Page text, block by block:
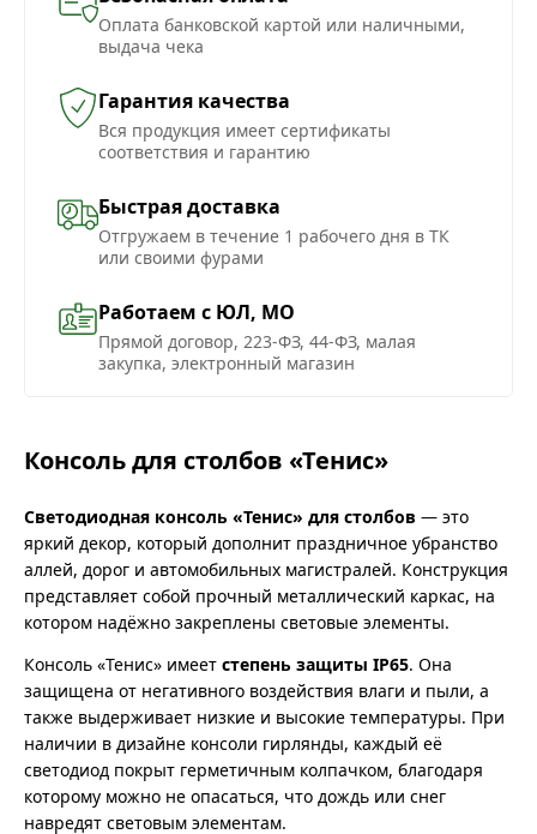
Оплата банковской картой или наличными,
выдача чека
Гарантия качества
Вся продукция имеет сертификаты
соответствия и гарантию
Быстрая доставка
Отгружаем в течение 1 рабочего дня в ТК
или своими фурами
Работаем с ЮЛ, МО
Прямой договор, 223-ФЗ, 44-ФЗ, малая
закупка, электронный магазин
Консоль для столбов «Тенис»
Светодиодная консоль «Тенис» для столбов — это
яркий декор, который дополнит праздничное убранство
аллей, дорог и автомобильных магистралей. Конструкция
представляет собой прочный металлический каркас, на
котором надёжно закреплены световые элементы.
Консоль «Тенис» имеет степень защиты IP65. Она
защищена от негативного воздействия влаги и пыли, а
также выдерживает низкие и высокие температуры. При
наличии в дизайне консоли гирлянды, каждый её
светодиод покрыт герметичным колпачком, благодаря
которому можно не опасаться, что дождь или снег
навредят световым элементам.